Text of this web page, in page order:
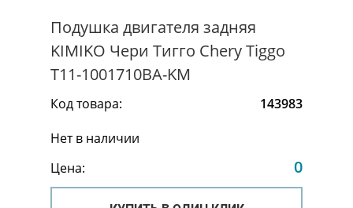
Подушка двигателя задняя
KIMIKO Чери Тигго Chery Tiggo
T11-1001710BA-KM
Код товара:
143983
Нет в наличии
Цена:
0